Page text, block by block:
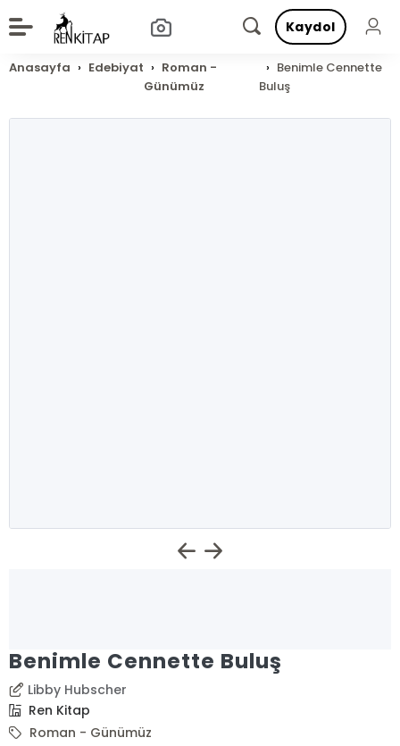
Kaydol
Anasayfa Edebiyat
Roman -
Günümüz
Benimle Cennette
Buluş
Benimle Cennette Buluş
Libby Hubscher
Ren Kitap
Roman - Günümüz